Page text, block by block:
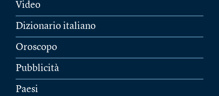
Video
Dizionario italiano
Oroscopo
Pubblicità
Paesi